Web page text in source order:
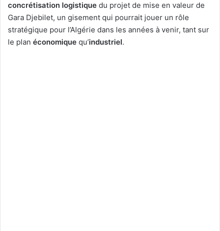
concrétisation logistique du projet de mise en valeur de
Gara Djebilet, un gisement qui pourrait jouer un rôle
stratégique pour l’Algérie dans les années à venir, tant sur
le plan économique qu’industriel.